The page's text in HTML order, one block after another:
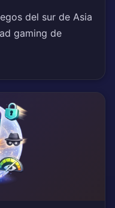
del sur de Asia
gaming de